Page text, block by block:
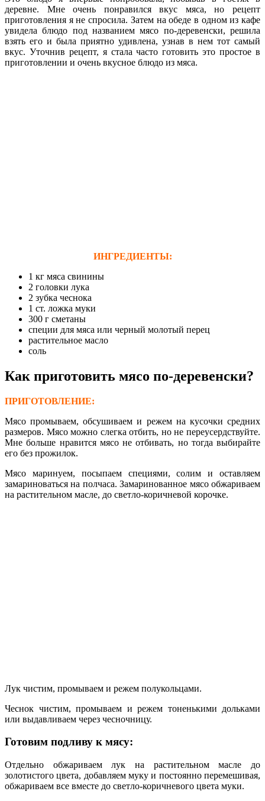
деревне. Мне очень понравился вкус мяса, но рецепт
приготовления я не спросила. Затем на обеде в одном из кафе
увидела блюдо под названием мясо по-деревенски, решила
взять его и была приятно удивлена, узнав в нем тот самый
вкус. Уточнив рецепт, я стала часто готовить это простое в
приготовлении и очень вкусное блюдо из мяса.
ИНГРЕДИЕНТЫ:
1 кг мяса свинины
2 головки лука
2 зубка чеснока
1 ст. ложка муки
300 г сметаны
cпеции для мяса или черный молотый перец
растительное масло
соль
Как приготовить мясо по-деревенски?
ПРИГОТОВЛЕНИЕ:
Мясо промываем, обсушиваем и режем на кусочки средних
размеров. Мясо можно слегка отбить, но не переусердствуйте.
Мне больше нравится мясо не отбивать, но тогда выбирайте
его без прожилок.
Мясо маринуем, посыпаем специями, солим и оставляем
замариноваться на полчаса. Замаринованное мясо обжариваем
на растительном масле, до светло-коричневой корочке.
Лук чистим, промываем и режем полукольцами.
Чеснок чистим, промываем и режем тоненькими дольками
или выдавливаем через чесночницу.
Готовим подливу к мясу:
Отдельно обжариваем лук на растительном масле до
золотистого цвета, добавляем муку и постоянно перемешивая,
обжариваем все вместе до светло-коричневого цвета муки.